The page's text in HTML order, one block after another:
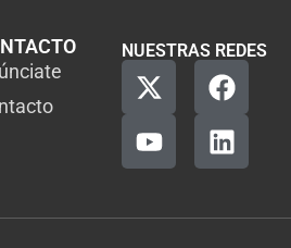
NUESTRAS REDES